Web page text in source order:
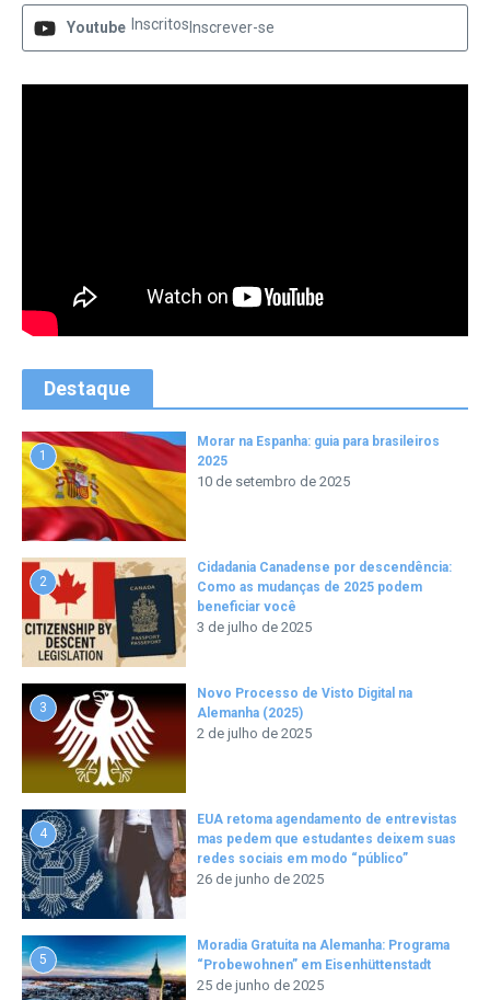
Youtube Inscritos Inscrever-se
Destaque
1
Morar na Espanha: guia para brasileiros
2025
10 de setembro de 2025
2
Cidadania Canadense por descendência:
Como as mudanças de 2025 podem
beneficiar você
3 de julho de 2025
3
Novo Processo de Visto Digital na
Alemanha (2025)
2 de julho de 2025
4
EUA retoma agendamento de entrevistas
mas pedem que estudantes deixem suas
redes sociais em modo “público”
26 de junho de 2025
5
Moradia Gratuita na Alemanha: Programa
“Probewohnen” em Eisenhüttenstadt
25 de junho de 2025